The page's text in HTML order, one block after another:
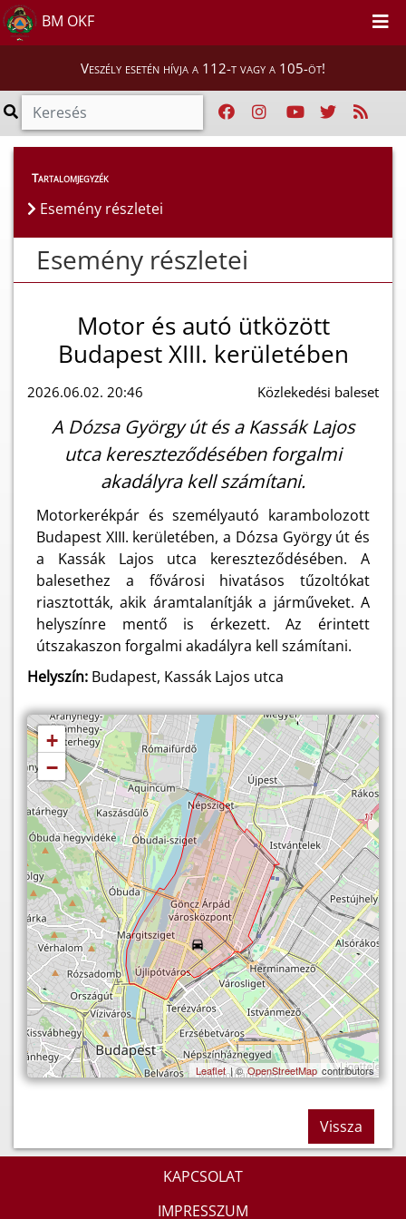
BM OKF
Veszély esetén hívja a 112-t vagy a 105-öt!
Esemény részletei
Tartalomjegyzék
Esemény részletei
Esemény részletei
Motor és autó ütközött
Budapest XIII. kerületében
2026.06.02. 20:46 Közlekedési baleset
A Dózsa György út és a Kassák Lajos
utca kereszteződésében forgalmi
akadályra kell számítani.
Motorkerékpár és személyautó karambolozott
Budapest XIII. kerületében, a Dózsa György út és
a Kassák Lajos utca kereszteződésében. A
balesethez a fővárosi hivatásos tűzoltókat
riasztották, akik áramtalanítják a járműveket. A
helyszínre mentő is érkezett. Az érintett
útszakaszon forgalmi akadályra kell számítani.
Helyszín: Budapest, Kassák Lajos utca
+
−
Leaflet| ©OpenStreetMap contributors
Vissza
KAPCSOLAT
IMPRESSZUM